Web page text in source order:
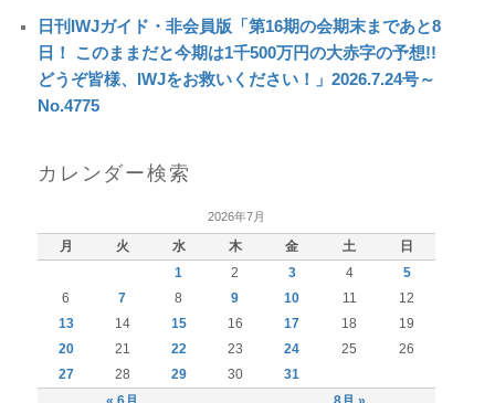
日刊IWJガイド・非会員版「第16期の会期末まであと8
日！ このままだと今期は1千500万円の大赤字の予想!!
どうぞ皆様、IWJをお救いください！」2026.7.24号～
No.4775
カレンダー検索
2026年7月
月 火 水 木 金 土 日
1 2 3 4
5
6
7 8 9 10 11
12
13
14 15 16 17 18
19
20
21 22 23 24 25
26
27
28 29 30 31